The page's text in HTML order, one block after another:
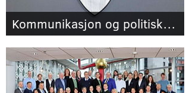
Kommunikasjon og politisk støtte